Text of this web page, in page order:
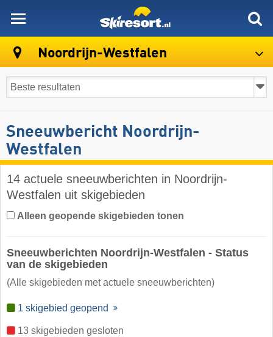
Noordrijn-Westfalen
Sneeuwbericht Noordrijn-
Westfalen
14 actuele sneeuwberichten in Noordrijn-
Westfalen uit skigebieden
Alleen geopende skigebieden tonen
Sneeuwberichten Noordrijn-Westfalen - Status
van de skigebieden
(Alle skigebieden met actuele sneeuwberichten)
1 skigebied geopend
13 skigebieden gesloten